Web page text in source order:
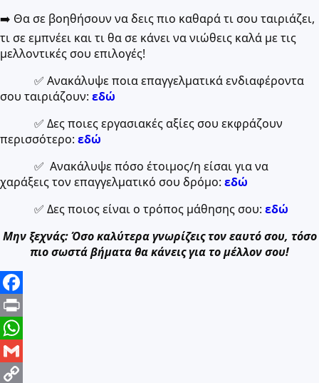
➡️ Θα σε βοηθήσουν να δεις πιο καθαρά τι σου ταιριάζει,
τι σε εμπνέει και τι θα σε κάνει να νιώθεις καλά με τις
μελλοντικές σου επιλογές!
✅ Ανακάλυψε ποια επαγγελματικά ενδιαφέροντα
σου ταιριάζουν: εδώ
✅ Δες ποιες εργασιακές αξίες σου εκφράζουν
περισσότερο: εδώ
✅ Ανακάλυψε πόσο έτοιμος/η είσαι για να
χαράξεις τον επαγγελματικό σου δρόμο: εδώ
✅ Δες ποιος είναι ο τρόπος μάθησης σου: εδώ
Μην ξεχνάς: Όσο καλύτερα γνωρίζεις τον εαυτό σου, τόσο
πιο σωστά βήματα θα κάνεις για το μέλλον σου!
Facebook
Print
WhatsApp
Gmail